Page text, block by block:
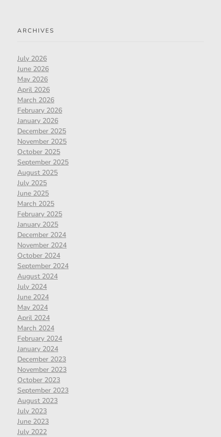
ARCHIVES
July 2026
June 2026
May 2026
April 2026
March 2026
February 2026
January 2026
December 2025
November 2025
October 2025
September 2025
August 2025
July 2025
June 2025
March 2025
February 2025
January 2025
December 2024
November 2024
October 2024
September 2024
August 2024
July 2024
June 2024
May 2024
April 2024
March 2024
February 2024
January 2024
December 2023
November 2023
October 2023
September 2023
August 2023
July 2023
June 2023
July 2022